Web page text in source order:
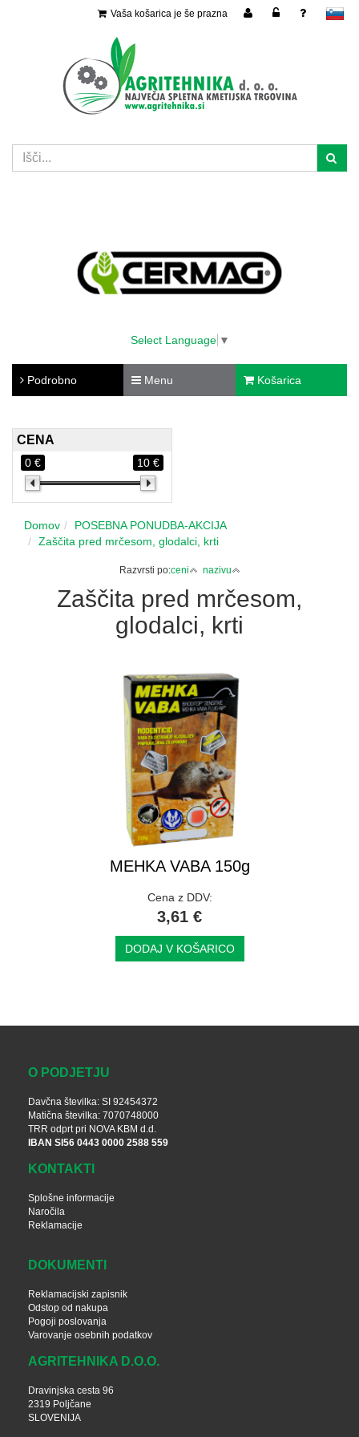
slovensko
Vaša košarica je še prazna
Select Language ▼
Podrobno Menu Košarica
CENA
0 € 10 €
Domov
POSEBNA PONUDBA-AKCIJA
Zaščita pred mrčesom, glodalci, krti
Razvrsti po:ceni nazivu
Zaščita pred mrčesom,
glodalci, krti
MEHKA VABA 150g
Cena z DDV:
3,61 €
DODAJ V KOŠARICO
O PODJETJU
Davčna številka: SI 92454372
Matična številka: 7070748000
TRR odprt pri NOVA KBM d.d.
IBAN SI56 0443 0000 2588 559
KONTAKTI
Splošne informacije
Naročila
Reklamacije
DOKUMENTI
Reklamacijski zapisnik
Odstop od nakupa
Pogoji poslovanja
Varovanje osebnih podatkov
AGRITEHNIKA D.O.O.
Dravinjska cesta 96
2319 Poljčane
SLOVENIJA